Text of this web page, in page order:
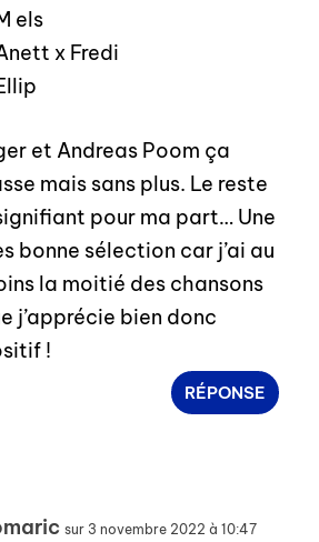
els
x Fredi
et Andreas Poom ça
mais sans plus. Le reste
pour ma part… Une
bonne sélection car j’ai au
la moitié des chansons
j’apprécie bien donc
!
RÉPONSE
sur 3 novembre 2022 à 10:47